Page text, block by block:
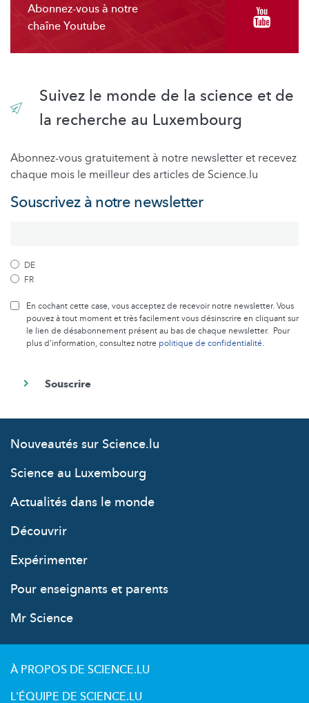
Abonnez-vous à notre
chaîne Youtube
Suivez le monde de la science et de
la recherche au Luxembourg
Abonnez-vous gratuitement à notre newsletter et recevez
chaque mois le meilleur des articles de Science.lu
Souscrivez à notre newsletter
DE
FR
En cochant cette case, vous acceptez de recevoir notre newsletter. Vous
pouvez à tout moment et très facilement vous désinscrire en cliquant sur
le lien de désabonnement présent au bas de chaque newsletter. Pour
plus d’information, consultez notre politique de confidentialité.
Nouveautés sur Science.lu
Science au Luxembourg
Actualités dans le monde
Découvrir
Expérimenter
Pour enseignants et parents
Mr Science
À PROPOS DE SCIENCE.LU
L'ÉQUIPE DE SCIENCE.LU